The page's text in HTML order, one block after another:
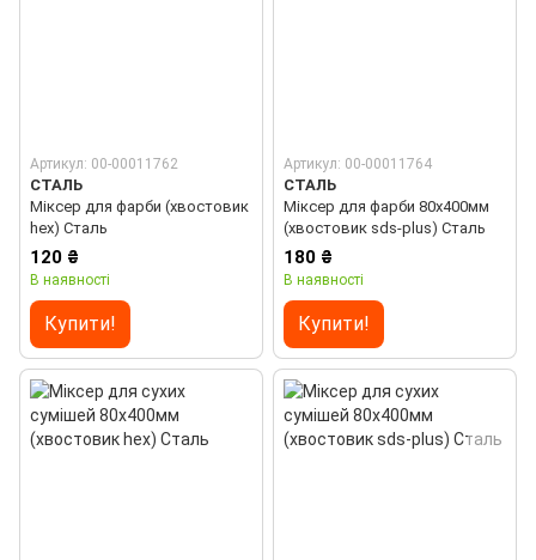
Артикул: 00-00011762
СТАЛЬ
Міксер для фарби (хвостовик
hex) Сталь
120 ₴
В наявності
Купити!
Артикул: 00-00011764
СТАЛЬ
Міксер для фарби 80х400мм
(хвостовик sds-plus) Сталь
180 ₴
В наявності
Купити!